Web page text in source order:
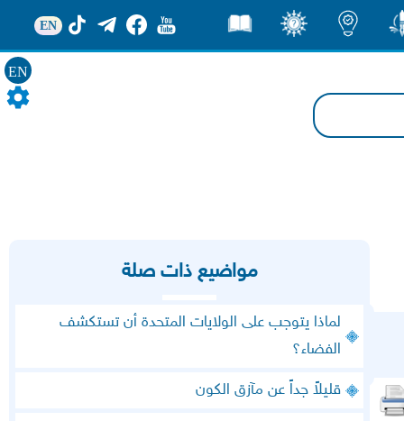
EN
EN
مواضيع ذات صلة
لماذا يتوجب على الولايات المتحدة أن تستكشف
الفضاء؟
قليلاً جداً عن مآزق الكون